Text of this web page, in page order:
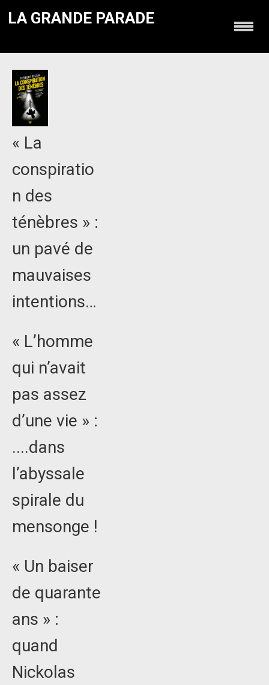
LA GRANDE PARADE
« La
conspiratio
n des
ténèbres » :
un pavé de
mauvaises
intentions…
« L’homme
qui n’avait
pas assez
d’une vie » :
....dans
l’abyssale
spirale du
mensonge !
« Un baiser
de quarante
ans » :
quand
Nickolas